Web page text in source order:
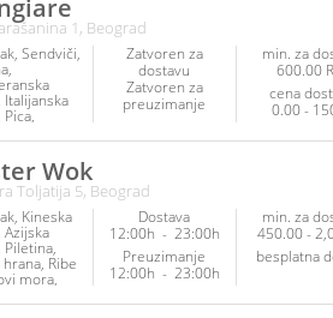
1, Beograd
Sendviči
Italijanska
Pica
Kuvana
Ribe
mora
hrana
Zatvoren za
dostavu
Zatvoren za
preuzimanje
min. za
600.00
cena
0.00 -
Wok
Toljatija 5, Beograd
Kineska
Azijska
Piletina
hrana Ribe
mora
Dostava
12:00h - 23:00h
Preuzimanje
12:00h - 23:00h
min. za
450.00 -
besplatna